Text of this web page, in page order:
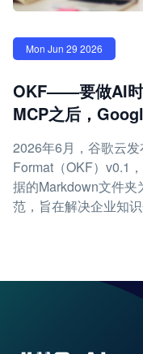
Mon Jun 29 2026
OKF——要做AI
MCP之后，
2026年6月，谷歌云
Format（OKF）v0.1
据的Markdown文件
范，旨在解决企业知识